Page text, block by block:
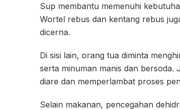
Sup membantu memenuhi
Wortel rebus dan kentang rebus
dicerna.
Di sisi lain, orang tua diminta
serta minuman manis dan
diare dan memperlambat proses
Selain makanan, pencegahan